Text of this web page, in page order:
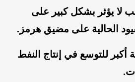
لا يؤثر بشكل كبير على
الحالية على مضيق هرمز.
أكبر للتوسع في إنتاج النفط